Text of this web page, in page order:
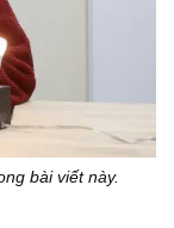
bài viết này.